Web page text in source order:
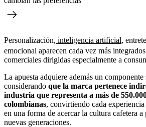
Personalización, inteligencia artificial,
emocional aparecen cada vez más
comerciales dirigidas especialmente a
La apuesta adquiere además un
considerando que la marca pertenece
industria que representa a más de
colombianas, convirtiendo cada
en una forma de acercar la cultura cafetera
nuevas generaciones.